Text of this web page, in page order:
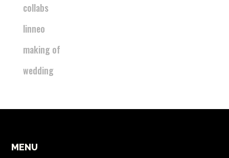
collabs
linneo
making of
wedding
MENU